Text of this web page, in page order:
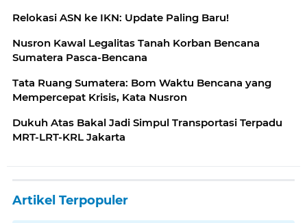
Relokasi ASN ke IKN: Update Paling Baru!
Nusron Kawal Legalitas Tanah Korban Bencana
Sumatera Pasca-Bencana
Tata Ruang Sumatera: Bom Waktu Bencana yang
Mempercepat Krisis, Kata Nusron
Dukuh Atas Bakal Jadi Simpul Transportasi Terpadu
MRT-LRT-KRL Jakarta
Artikel Terpopuler